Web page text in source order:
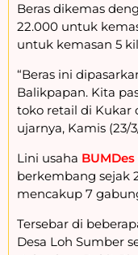
Beras dikemas
22.000 untuk
untuk kemasan 5
“Beras ini
Balikpapan. Kita
toko retail di Kukar
ujarnya, Kamis (23/
Lini usaha BUMDes
berkembang sejak
mencakup 7
Tersebar di
Desa Loh Sumber